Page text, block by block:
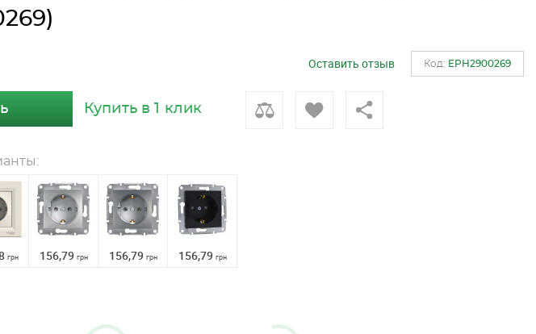
Оставить отзыв Код: EPH2900269
Купить в 1 клик
грн 156,79 грн 156,79 грн 156,79 грн